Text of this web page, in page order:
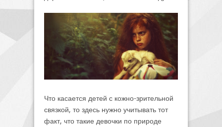
Что касается детей с кожно-зрительной
связкой, то здесь нужно учитывать тот
факт, что такие девочки по природе